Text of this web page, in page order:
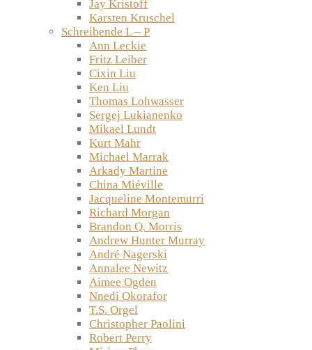
Jay Kristoff
Karsten Kruschel
Schreibende L – P
Ann Leckie
Fritz Leiber
Cixin Liu
Ken Liu
Thomas Lohwasser
Sergej Lukianenko
Mikael Lundt
Kurt Mahr
Michael Marrak
Arkady Martine
China Miéville
Jacqueline Montemurri
Richard Morgan
Brandon Q. Morris
Andrew Hunter Murray
André Nagerski
Annalee Newitz
Aimee Ogden
Nnedi Okorafor
T.S. Orgel
Christopher Paolini
Robert Perry